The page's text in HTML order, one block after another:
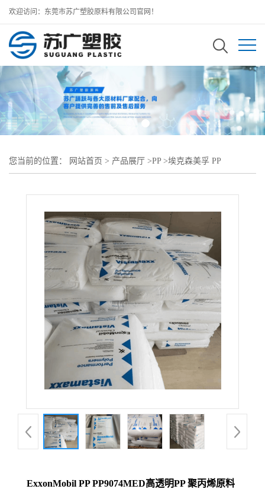
欢迎访问：东莞市苏广塑胶原料有限公司官网！
您当前的位置： 网站首页 > 产品展厅 >PP >埃克森美孚 PP
ExxonMobil PP PP9074MED高透明PP 聚丙烯原料